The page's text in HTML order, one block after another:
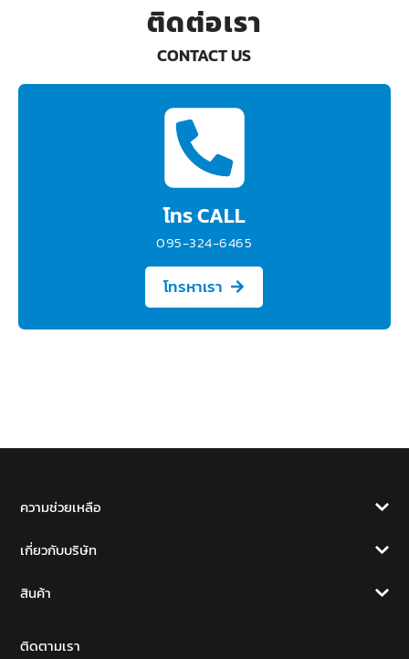
CONTACT US
ติดต่อเรา
095-324-6465
โทร CALL
โทรหาเรา
ความช่วยเหลือ
เกี่ยวกับบริษัท
สินค้า
ติดตามเรา